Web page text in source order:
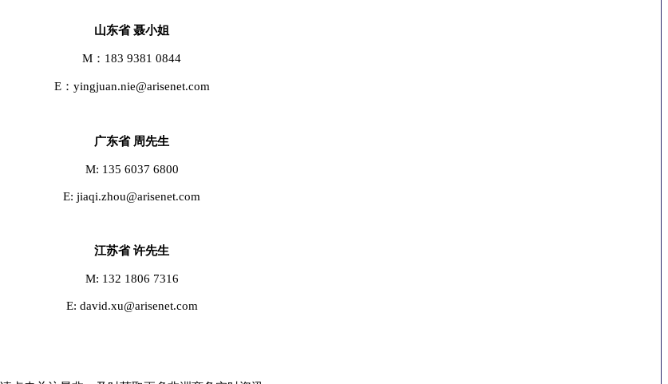
山东省 聂小姐
M：183 9381 0844
E：yingjuan.nie@arisenet.com
广东省 周先生
M: 135 6037 6800
E: jiaqi.zhou@arisenet.com
江苏省 许先生
M: 132 1806 7316
E: david.xu@arisenet.com